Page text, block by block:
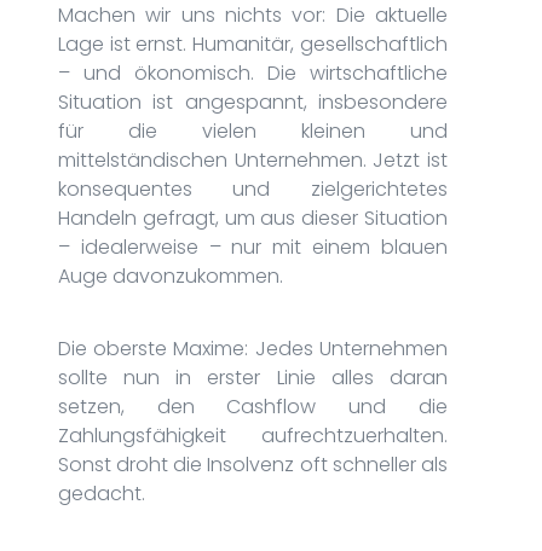
Machen wir uns nichts vor: Die aktuelle
Lage ist ernst. Humanitär, gesellschaftlich
– und ökonomisch. Die wirtschaftliche
Situation ist angespannt, insbesondere
für die vielen kleinen und
mittelständischen Unternehmen. Jetzt ist
konsequentes und zielgerichtetes
Handeln gefragt, um aus dieser Situation
– idealerweise – nur mit einem blauen
Auge davonzukommen.
Die oberste Maxime: Jedes Unternehmen
sollte nun in erster Linie alles daran
setzen, den Cashflow und die
Zahlungsfähigkeit aufrechtzuerhalten.
Sonst droht die Insolvenz oft schneller als
gedacht.